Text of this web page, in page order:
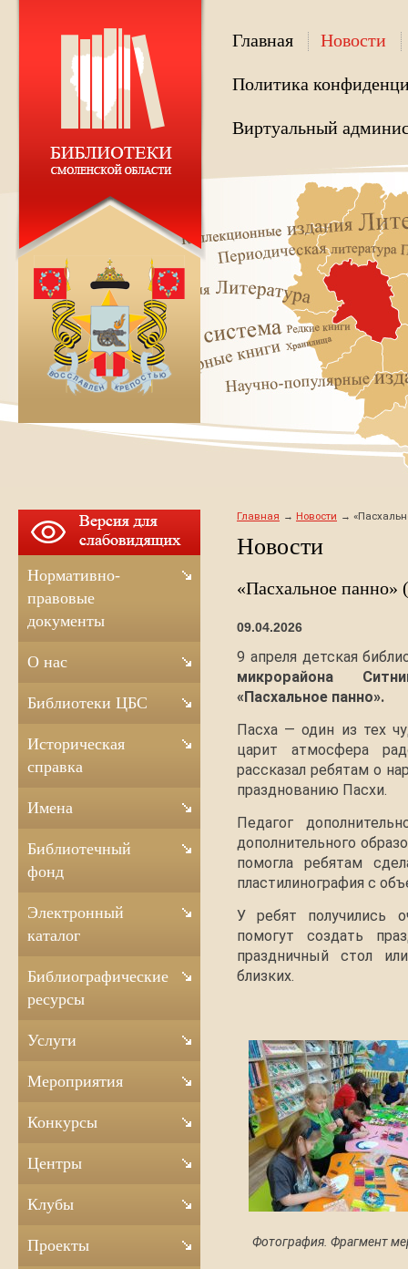
Главная Новости
Политика
Виртуальный
Главная Новости
Новости
«Пасхальное панно»
09.04.2026
9 апреля детская
микрорайона
«Пасхальное панно».
Пасха — один из тех
царит атмосфера
рассказал ребятам о
празднованию Пасхи.
Педагог
дополнительного
помогла ребятам
пластилинография с
У ребят получились
помогут создать
праздничный стол
близких.
Фотография. Фрагмент
Нормативно-
правовые
документы
О нас
Библиотеки ЦБС
Историческая
справка
Имена
Библиотечный
фонд
Электронный
каталог
Библиографические
ресурсы
Услуги
Мероприятия
Конкурсы
Центры
Клубы
Проекты